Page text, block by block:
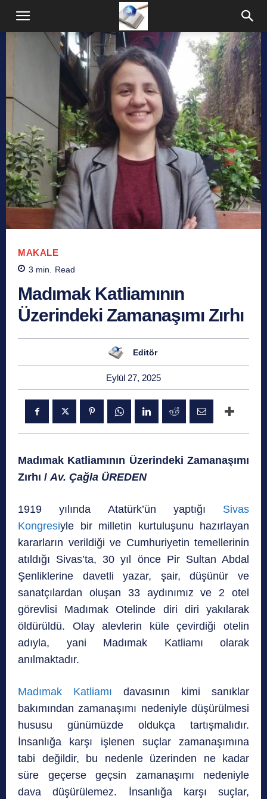
MAKALE
3 min. Read
Madımak Katliamının
Üzerindeki Zamanaşımı Zırhı
Editör
Eylül 27, 2025
Madımak Katliamının Üzerindeki Zamanaşımı
Zırhı /Av. Çağla ÜREDEN
1919 yılında Atatürk’ün yaptığı Sivas
Kongresiyle bir milletin kurtuluşunu hazırlayan
kararların verildiği ve Cumhuriyetin temellerinin
atıldığı Sivas’ta, 30 yıl önce Pir Sultan Abdal
Şenliklerine davetli yazar, şair, düşünür ve
sanatçılardan oluşan 33 aydınımız ve 2 otel
görevlisi Madımak Otelinde diri diri yakılarak
öldürüldü. Olay alevlerin küle çevirdiği otelin
adıyla, yani Madımak Katliamı olarak
anılmaktadır.
Madımak Katliamı davasının kimi sanıklar
bakımından zamanaşımı nedeniyle düşürülmesi
hususu günümüzde oldukça tartışmalıdır.
İnsanlığa karşı işlenen suçlar zamanaşımına
tabi değildir, bu nedenle üzerinden ne kadar
süre geçerse geçsin zamanaşımı nedeniyle
dava düşürülemez. İnsanlığa karşı suçlar,